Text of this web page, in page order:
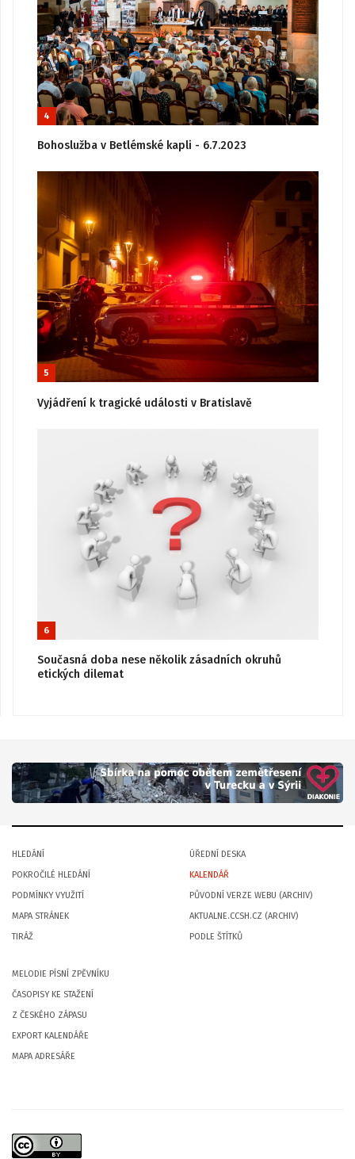
4
Bohoslužba v Betlémské kapli - 6.7.2023
5
Vyjádření k tragické události v Bratislavě
6
Současná doba nese několik zásadních okruhů
etických dilemat
HLEDÁNÍ
POKROČILÉ HLEDÁNÍ
PODMÍNKY VYUŽITÍ
MAPA STRÁNEK
TIRÁŽ
ÚŘEDNÍ DESKA
KALENDÁŘ
PŮVODNÍ VERZE WEBU (ARCHIV)
AKTUALNE.CCSH.CZ (ARCHIV)
PODLE ŠTÍTKŮ
MELODIE PÍSNÍ ZPĚVNÍKU
ČASOPISY KE STAŽENÍ
Z ČESKÉHO ZÁPASU
EXPORT KALENDÁŘE
MAPA ADRESÁŘE